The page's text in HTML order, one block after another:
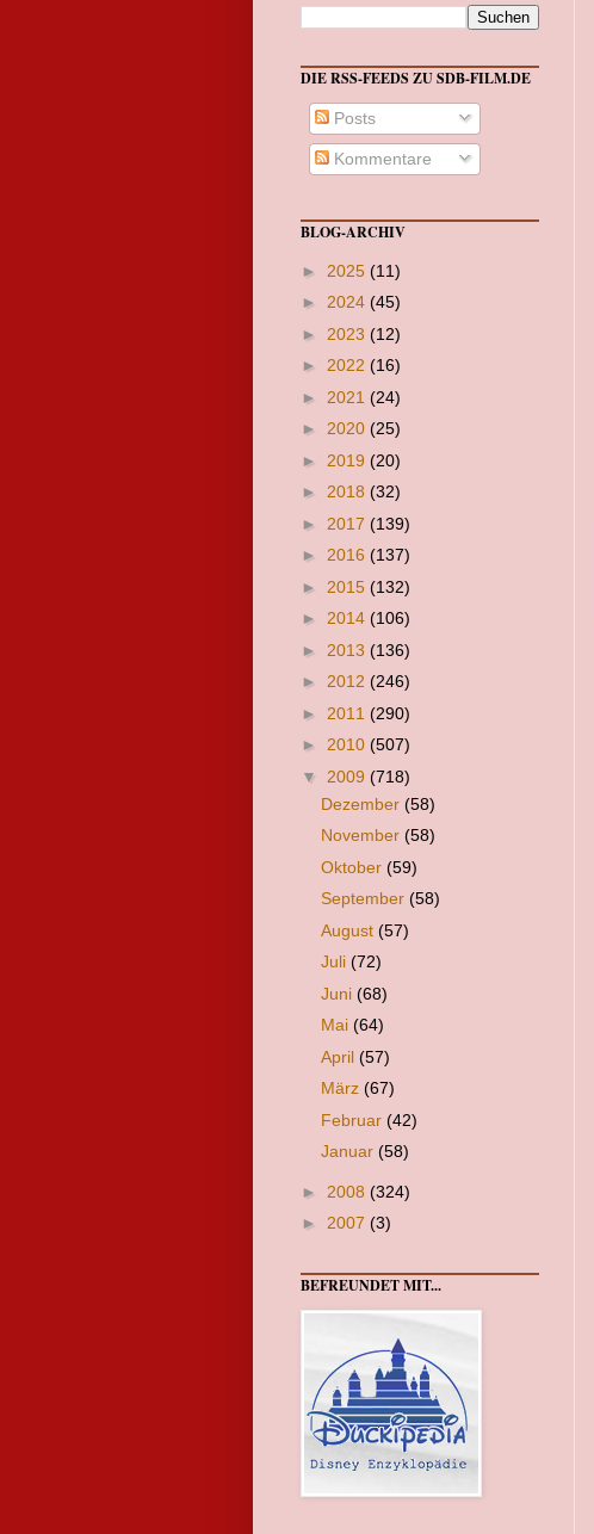
DIE RSS-FEEDS ZU SDB-FILM.DE
Posts
Kommentare
BLOG-ARCHIV
► 2025 (11)
► 2024 (45)
► 2023 (12)
► 2022 (16)
► 2021 (24)
► 2020 (25)
► 2019 (20)
► 2018 (32)
► 2017 (139)
► 2016 (137)
► 2015 (132)
► 2014 (106)
► 2013 (136)
► 2012 (246)
► 2011 (290)
► 2010 (507)
▼ 2009 (718)
Dezember (58)
November (58)
Oktober (59)
September (58)
August (57)
Juli (72)
Juni (68)
Mai (64)
April (57)
März (67)
Februar (42)
Januar (58)
► 2008 (324)
► 2007 (3)
BEFREUNDET MIT...